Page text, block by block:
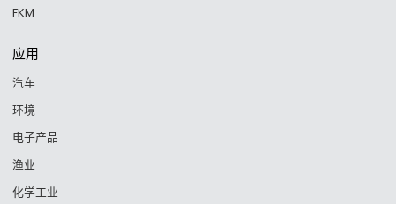
FKM
应用
汽车
环境
电子产品
渔业
化学工业